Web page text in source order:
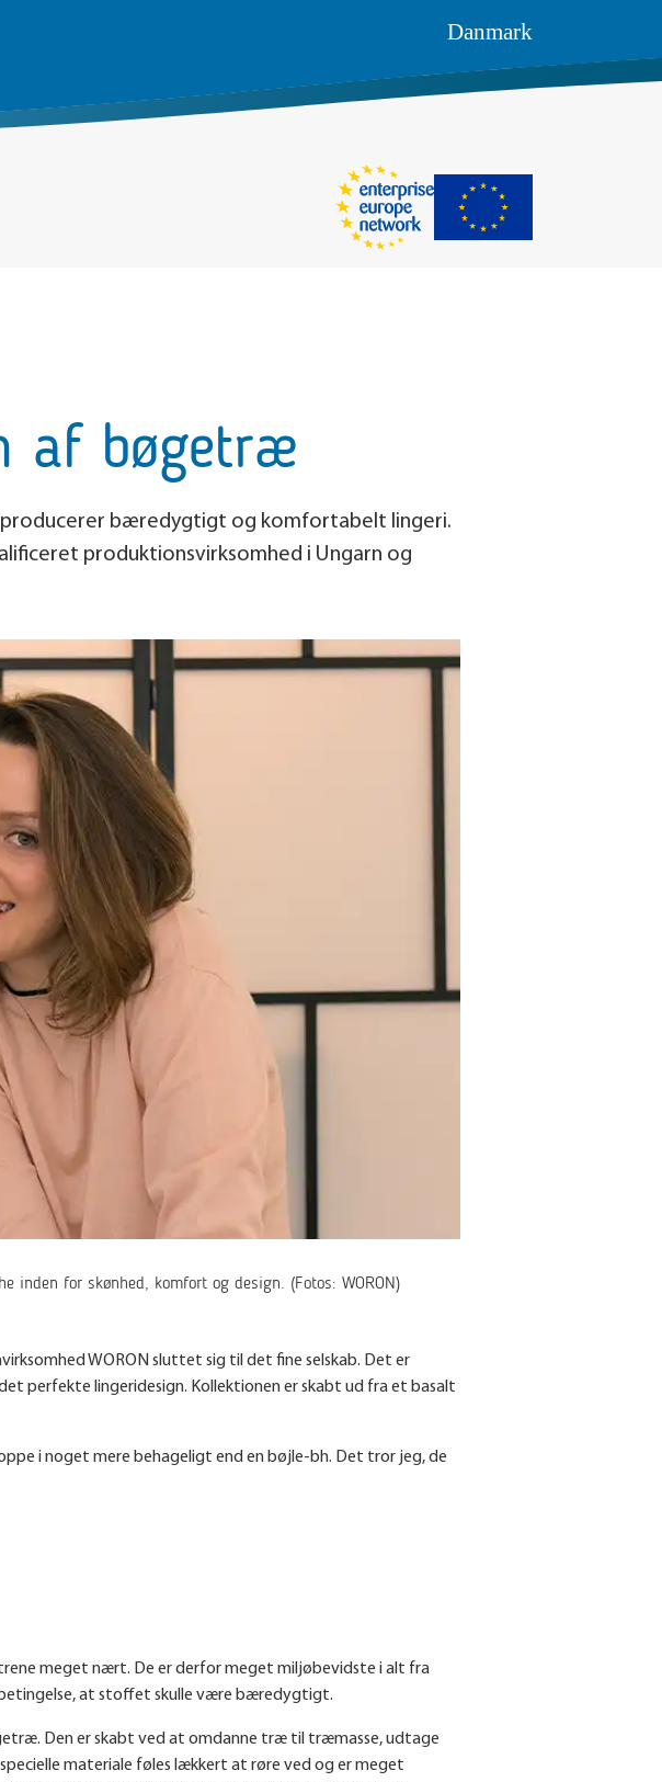
Danmark
af bøgetræ
producerer bæredygtigt og komfortabelt lingeri.
produktionsvirksomhed i Ungarn og
inden for skønhed, komfort og design. (Fotos: WORON)
WORON sluttet sig til det fine selskab. Det er
perfekte lingeridesign. Kollektionen er skabt ud fra et basalt
i noget mere behageligt end en bøjle-bh. Det tror jeg, de
meget nært. De er derfor meget miljøbevidste i alt fra
at stoffet skulle være bæredygtigt.
Den er skabt ved at omdanne træ til træmasse, udtage
materiale føles lækkert at røre ved og er meget